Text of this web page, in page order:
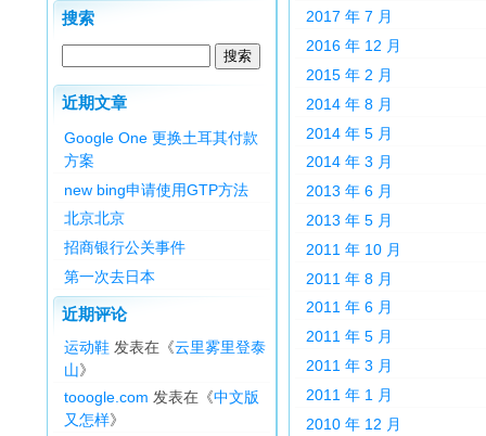
搜索
近期文章
Google One 更换土耳其付款
方案
new bing申请使用GTP方法
北京北京
招商银行公关事件
第一次去日本
近期评论
运动鞋 发表在《云里雾里登泰
山》
tooogle.com 发表在《中文版
又怎样》
2017 年 7 月
2016 年 12 月
2015 年 2 月
2014 年 8 月
2014 年 5 月
2014 年 3 月
2013 年 6 月
2013 年 5 月
2011 年 10 月
2011 年 8 月
2011 年 6 月
2011 年 5 月
2011 年 3 月
2011 年 1 月
2010 年 12 月